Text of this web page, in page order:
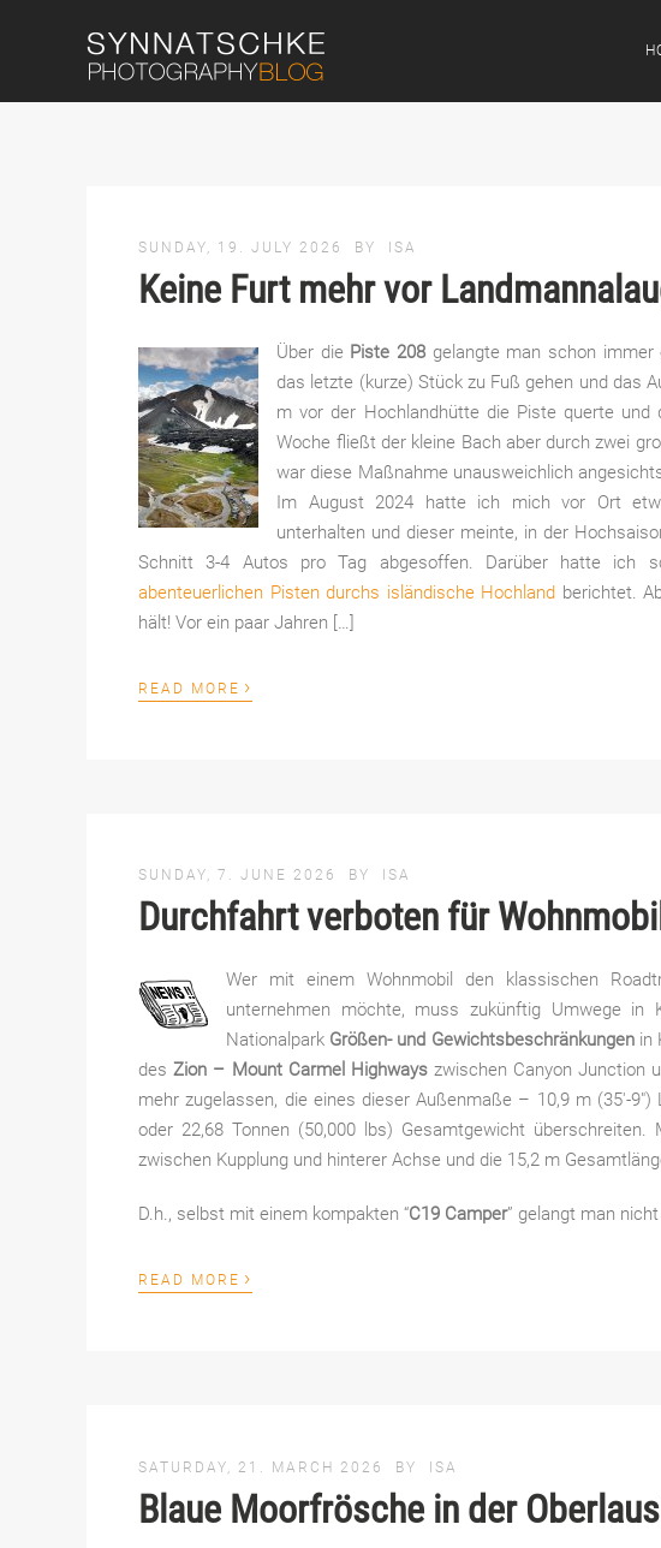
SUNDAY, 19. JULY 2026 BY ISA
Keine Furt mehr vor
Über die Piste 208 gelangte man schon
das letzte (kurze) Stück zu Fuß gehen und das
m vor der Hochlandhütte die Piste querte und
Woche fließt der kleine Bach aber durch zwei
war diese Maßnahme unausweichlich
Im August 2024 hatte ich mich vor Ort
unterhalten und dieser meinte, in der
Schnitt 3-4 Autos pro Tag abgesoffen. Darüber hatte ich
abenteuerlichen Pisten durchs isländische Hochland berichtet.
hält! Vor ein paar Jahren […]
READ MORE ›
SUNDAY, 7. JUNE 2026 BY ISA
Durchfahrt verboten für
Wer mit einem Wohnmobil den klassischen
unternehmen möchte, muss zukünftig Umwege
Nationalpark Größen- und Gewichtsbeschränkungenin
desZion – Mount Carmel Highwayszwischen Canyon Junction
mehr zugelassen, die eines dieser Außenmaße – 10,9 m (35′-9″)
oder 22,68 Tonnen (50,000 lbs) Gesamtgewicht
zwischen Kupplung und hinterer Achse und die 15,2 m
D.h., selbst mit einem kompakten “C19 Camper” gelangt man
READ MORE ›
SATURDAY, 21. MARCH 2026 BY ISA
Blaue Moorfrösche in der